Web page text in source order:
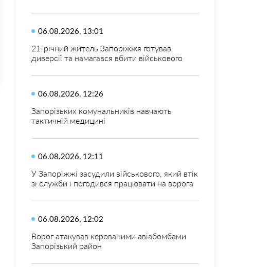
06.08.2026, 13:01
21-річний житель Запоріжжя готував
диверсії та намагався вбити військового
06.08.2026, 12:26
Запорізьких комунальників навчають
тактичній медицині
06.08.2026, 12:11
У Запоріжжі засудили військового, який втік
зі служби і погодився працювати на ворога
06.08.2026, 12:02
Ворог атакував керованими авіабомбами
Запорізький район